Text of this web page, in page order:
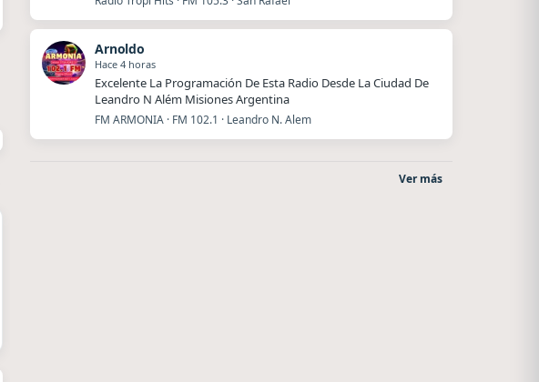
Arnoldo
Hace 4 horas
Excelente La Programación De Esta Radio Desde La Ciudad De
Leandro N Além Misiones Argentina
FM ARMONIA · FM 102.1 · Leandro N. Alem
Ver más